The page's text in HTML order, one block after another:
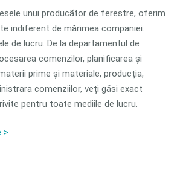
unui producãtor de ferestre, oferim
indiferent de mărimea companiei.
de lucru. De la departamentul de
comenzilor, planificarea și
prime și materiale, producția,
comenziilor, veți găsi exact
pentru toate mediile de lucru.
>